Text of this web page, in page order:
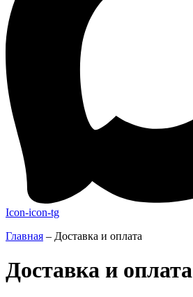
Icon-icon-tg
Главная – Доставка и оплата
Доставка и оплата